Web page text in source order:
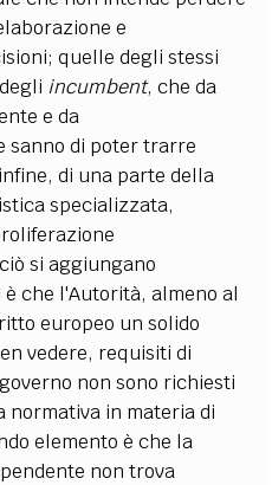
e
quelle degli stessi
incumbent, che da
e da
sanno di poter trarre
di una parte della
specializzata,
si aggiungano
che l'Autorità, almeno al
europeo un solido
vedere, requisiti di
non sono richiesti
normativa in materia di
elemento è che la
non trova